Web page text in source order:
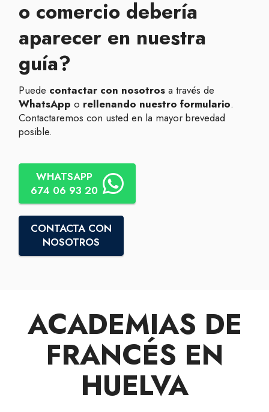
o comercio debería
aparecer en nuestra
guía?
Puede contactar con nosotros a través de
WhatsApp o rellenando nuestro formulario.
Contactaremos con usted en la mayor brevedad
posible.
WHATSAPP
674 06 93 20
CONTACTA CON
NOSOTROS
ACADEMIAS DE
FRANCÉS EN
HUELVA